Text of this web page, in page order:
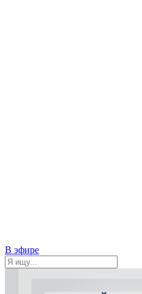
В эфире